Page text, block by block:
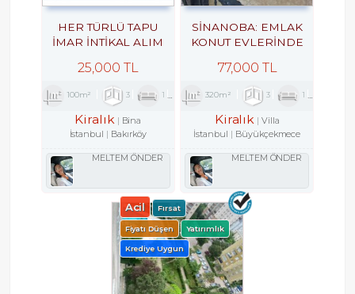
HER TÜRLÜ TAPU
İMAR İNTİKAL ALIM
ARACILIK VE
EKSPERTİZLİK ILE
KENTSEL DÖNÜŞÜM
DANIŞMANLIK
HİZMETLERİ
25,000 TL
100m² 3 1 2
Kiralık
Bina
İstanbul
Bakırköy
MELTEM ÖNDER
SİNANOBA: EMLAK
KONUT EVLERINDE
77,000 TL
320m² 3 1
Kiralık
Villa
İstanbul
Büyükçekmece
MELTEM ÖNDER
Acil Fırsat
Fiyatı Düşen Yatırımlık
Krediye Uygun